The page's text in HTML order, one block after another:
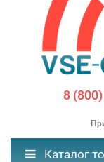
8
Каталог